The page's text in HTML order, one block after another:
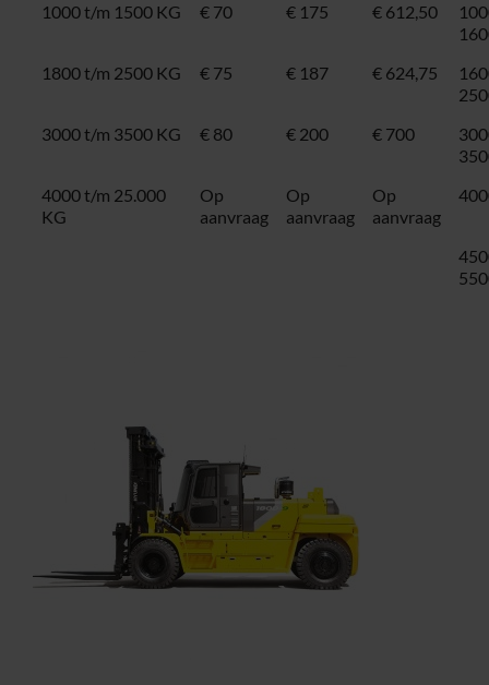
1000 t/m 1500 KG € 70 € 175 € 612,50
1800 t/m 2500 KG
€ 75 € 187 € 624,75
3000 t/m 3500 KG
€ 80 € 200 € 700
4000 t/m 25.000
KG
Op
aanvraag
Op
aanvraag
Op
aanvraag